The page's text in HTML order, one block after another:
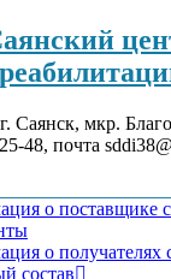
Саянск, мкр.
48, почта
о поставщике
о получателях
состав